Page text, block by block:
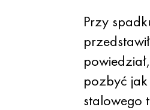
Przy
pozbyć
stalowego